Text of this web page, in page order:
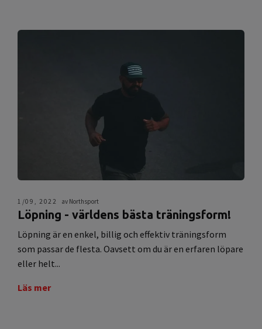
1/09, 2022 av Northsport
Löpning - världens bästa träningsform!
Löpning är en enkel, billig och effektiv träningsform
som passar de flesta. Oavsett om du är en erfaren löpare
eller helt...
Läs mer